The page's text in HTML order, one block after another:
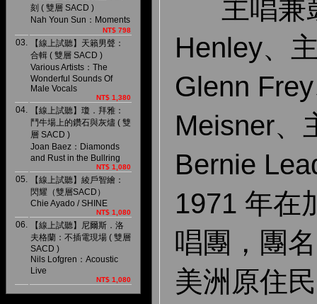
刻 ( 雙層 SACD )
Nah Youn Sun：Moments
NT$ 798
03.
【線上試聽】天籟男聲：
合輯 ( 雙層 SACD )
Various Artists：The
Wonderful Sounds Of
Male Vocals
NT$ 1,380
04.
【線上試聽】瓊．拜雅：
鬥牛場上的鑽石與灰燼 ( 雙
層 SACD )
Joan Baez：Diamonds
and Rust in the Bullring
NT$ 1,080
05.
【線上試聽】綾戶智繪：
閃耀（雙層SACD）
Chie Ayado / SHINE
NT$ 1,080
06.
【線上試聽】尼爾斯．洛
夫格蘭：不插電現場 ( 雙層
SACD )
Nils Lofgren：Acoustic
Live
NT$ 1,080
主唱兼
Henley、
Glenn
Meisner、
Bernie
1971 年在
唱團，團
美洲原住